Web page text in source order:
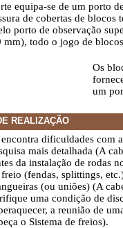
equipa-se de um porto
de cobertas de
porto de observação
mm), todo o jogo de
Os
um
REALIZAÇÃO
encontra dificuldades com
mais detalhada (A
da instalação de rodas
(fendas, splittings,
(ou uniões) (A
uma condição de
a reunião de
o Sistema de freios).